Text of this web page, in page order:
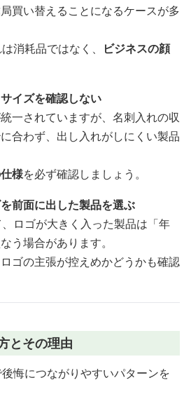
買い替えることになるケースが多
消耗品ではなく、
ビジネスの顔
イズを確認しない
一されていますが、名刺入れの収
合わず、出し入れがしにくい製品
様を必ず確認しましょう。
前面に出した製品を選ぶ
ロゴが大きく入った製品は「年
う場合があります。
ゴの主張が控えめかどうかも確認
とその理由
悔につながりやすいパターンを